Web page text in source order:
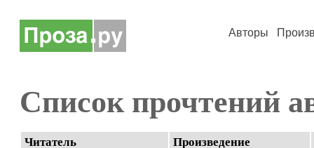
Авторы
Список прочтений
Читатель
Произведение